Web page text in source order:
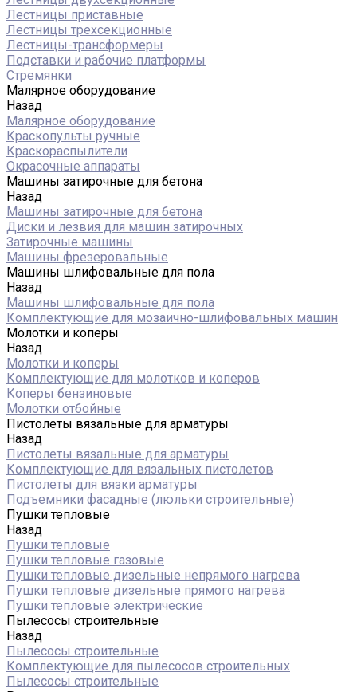
Лестницы приставные
Лестницы трехсекционные
Лестницы-трансформеры
Подставки и рабочие платформы
Стремянки
Малярное оборудование
Назад
Малярное оборудование
Краскопульты ручные
Краскораспылители
Окрасочные аппараты
Машины затирочные для бетона
Назад
Машины затирочные для бетона
Диски и лезвия для машин затирочных
Затирочные машины
Машины фрезеровальные
Машины шлифовальные для пола
Назад
Машины шлифовальные для пола
Комплектующие для мозаично-шлифовальных машин
Молотки и коперы
Назад
Молотки и коперы
Комплектующие для молотков и коперов
Коперы бензиновые
Молотки отбойные
Пистолеты вязальные для арматуры
Назад
Пистолеты вязальные для арматуры
Комплектующие для вязальных пистолетов
Пистолеты для вязки арматуры
Подъемники фасадные (люльки строительные)
Пушки тепловые
Назад
Пушки тепловые
Пушки тепловые газовые
Пушки тепловые дизельные непрямого нагрева
Пушки тепловые дизельные прямого нагрева
Пушки тепловые электрические
Пылесосы строительные
Назад
Пылесосы строительные
Комплектующие для пылесосов строительных
Пылесосы строительные